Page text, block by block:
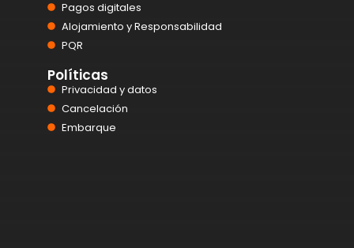
Pagos digitales
Alojamiento y Responsabilidad
PQR
Políticas
Privacidad y datos
Cancelación
Embarque